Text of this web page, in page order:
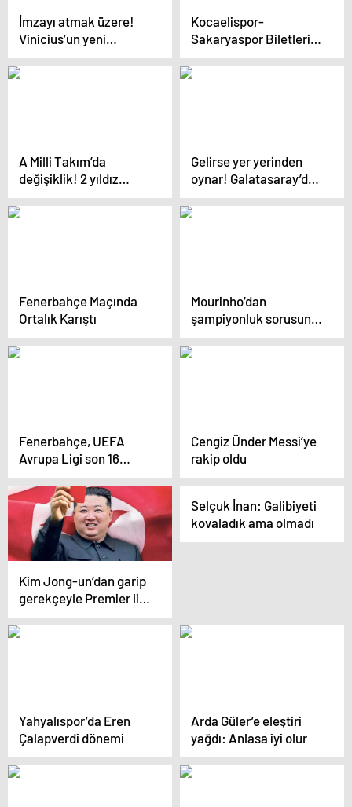
İmzayı atmak üzere!
Vinicius’un yeni
sözleşmesinde madde
herkesi şaşkına çevirdi
Kocaelispor-
Sakaryaspor Biletleri
Tükendi
A Milli Takım’da
değişiklik! 2 yıldız
birden kadrodan
çıkarıldı
Gelirse yer yerinden
oynar! Galatasaray’dan
Süper Lig’i sallayacak
transfer hamlesi
Fenerbahçe Maçında
Ortalık Karıştı
Mourinho’dan
şampiyonluk sorusuna
yanıt: Şansımız devam
ediyor
Fenerbahçe, UEFA
Avrupa Ligi son 16
turunda Rangers ile
eşleşti
Cengiz Ünder Messi’ye
rakip oldu
Kim Jong-un’dan garip
gerekçeyle Premier lig
yasağı
Selçuk İnan: Galibiyeti
kovaladık ama olmadı
Yahyalıspor’da Eren
Çalapverdi dönemi
Arda Güler’e eleştiri
yağdı: Anlasa iyi olur